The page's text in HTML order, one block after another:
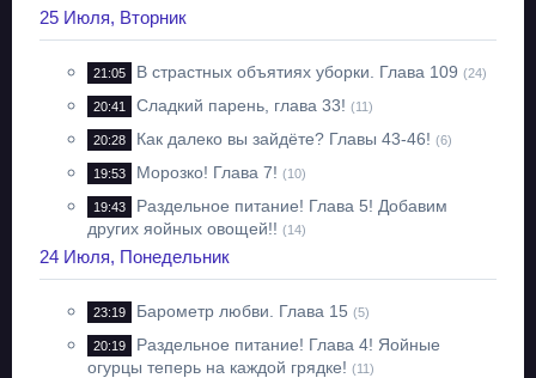
25 Июля, Вторник
21:05 В страстных объятиях уборки. Глава 109 (24)
20:41 Сладкий парень, глава 33! (11)
20:28 Как далеко вы зайдёте? Главы 43-46! (6)
19:53 Морозко! Глава 7! (10)
19:43
Раздельное питание! Глава 5! Добавим
других яойных овощей!! (14)
24 Июля, Понедельник
23:19 Барометр любви. Глава 15 (5)
20:19
Раздельное питание! Глава 4! Яойные
огурцы теперь на каждой грядке! (11)